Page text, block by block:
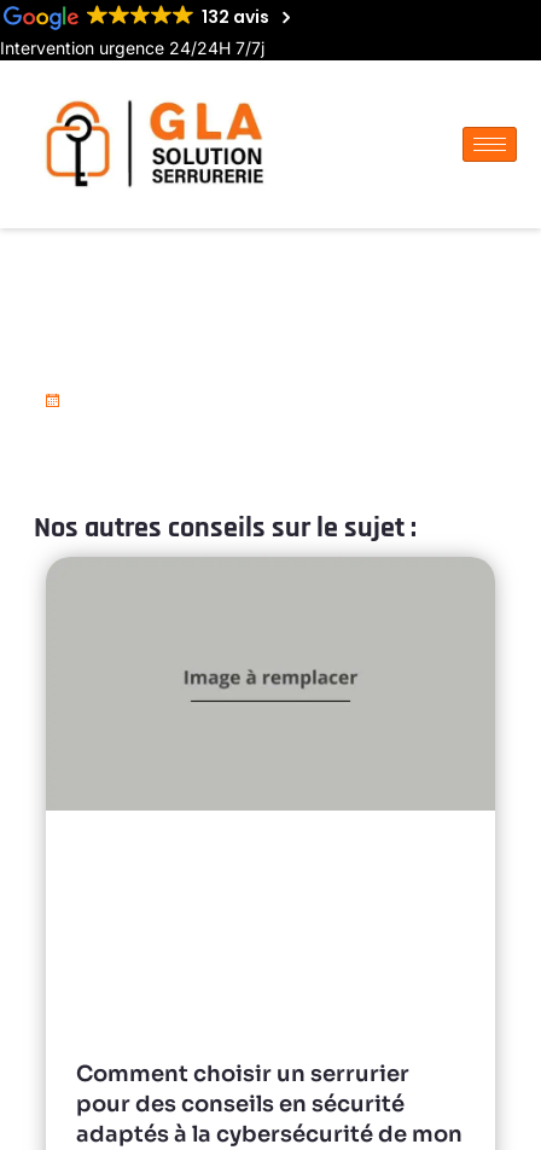
132 avis
Intervention urgence 24/24H 7/7j
Nos autres conseils sur le sujet :
Comment choisir un serrurier
pour des conseils en sécurité
adaptés à la cybersécurité de mon